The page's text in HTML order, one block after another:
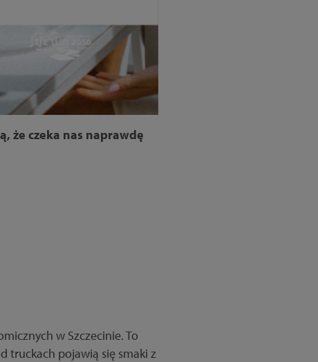
że czeka nas naprawdę
w Szczecinie. To
truckach pojawią się smaki z